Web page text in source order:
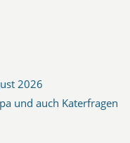
2026
und auch Katerfragen